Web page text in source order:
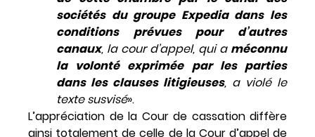
sociétés du groupe Expedia dans les
conditions prévues pour d’autres
canaux, la cour d’appel, qui a méconnu
la volonté exprimée par les parties
dans les clauses litigieuses, a violé le
texte susvisé».
L’appréciation de la Cour de cassation diffère
ainsi totalement de celle de la Cour d’appel de